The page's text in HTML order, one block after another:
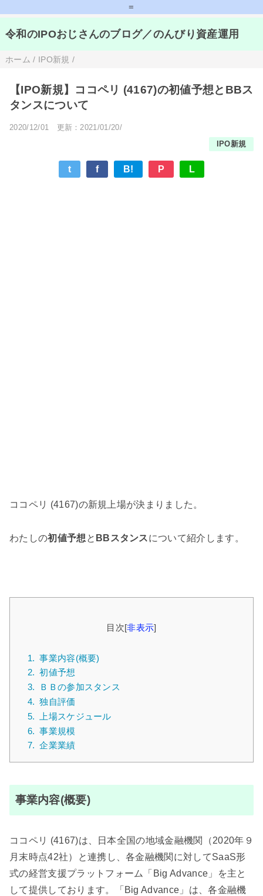
=
令和のIPOおじさんのブログ／のんびり資産運用
ホーム / IPO新規 /
【IPO新規】ココペリ (4167)の初値予想とBBス
タンスについて
2020/12/01 更新：2021/01/20/
IPO新規
t f B! P L
ココペリ (4167)の新規上場が決まりました。
わたしの初値予想 と BBスタンスについて紹介します。
目次[非表示]
1. 事業内容(概要)
2. 初値予想
3.
ＢＢの参加スタンス
4. 独自評価
5.
上場スケジュール
6. 事業規模
7. 企業業績
事業内容(概要)
ココペリ (4167)は、日本全国の地域金融機関（2020年９
月末時点42社）と連携し、各金融機関に対してSaaS形
式の経営支援プラットフォーム「Big Advance」を主と
して提供しております。「Big Advance」は、各金融機